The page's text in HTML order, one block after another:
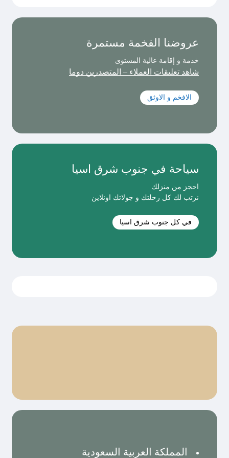
عروضنا الفخمة مستمرة
خدمة و إقامة عالية المستوى
شاهد تعليقات العملاء – المتصدرين دوما
الافخم و الاوثق
سياحة في جنوب شرق اسيا
احجز من منزلك
نرتب لك كل رحلتك و جولاتك اونلاين
في كل جنوب شرق اسيا
المملكة العربية السعودية